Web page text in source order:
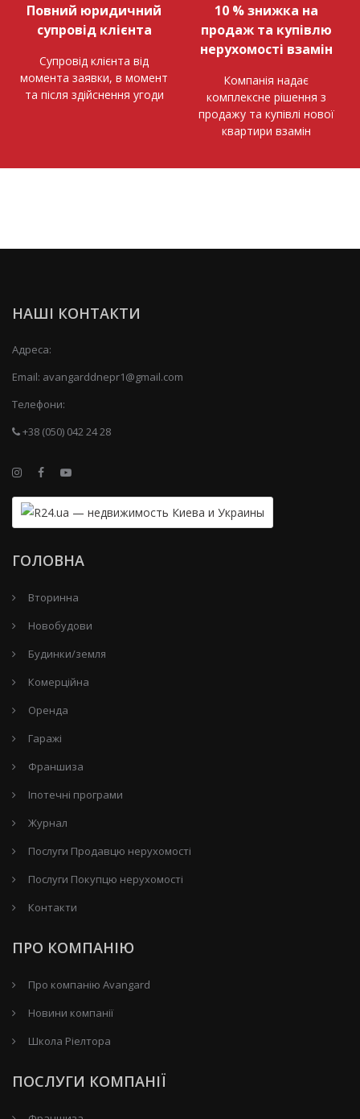
Повний юридичний
супровід клієнта
Супровід клієнта від
момента заявки, в момент
та після здійснення угоди
10 % знижка на
продаж та купівлю
нерухомості взамін
Компанія надає
комплексне рішення з
продажу та купівлі нової
квартири взамін
НАШІ КОНТАКТИ
Адреса:
Email: avangarddnepr1@gmail.com
Телефони:
+38 (050) 042 24 28
ГОЛОВНА
Вторинна
Новобудови
Будинки/земля
Комерційна
Оренда
Гаражі
Франшиза
Іпотечні програми
Журнал
Послуги Продавцю нерухомості
Послуги Покупцю нерухомості
Контакти
ПРО КОМПАНІЮ
Про компанію Avangard
Новини компанії
Школа Ріелтора
ПОСЛУГИ КОМПАНІЇ